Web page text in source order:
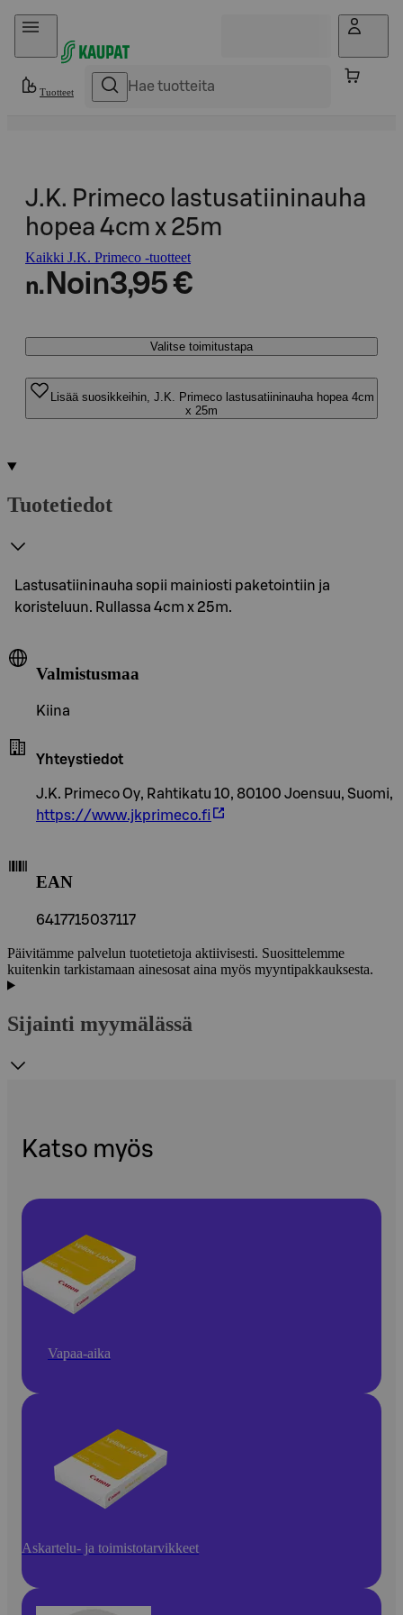
Hyppää sisältöön
Tuotteet
J.K. Primeco lastusatiininauha
hopea 4cm x 25m
Kaikki J.K. Primeco -tuotteet
n. Noin3,95 €
Valitse toimitustapa
Lisää suosikkeihin, J.K. Primeco lastusatiininauha hopea 4cm
x 25m
Tuotetiedot
Lastusatiininauha sopii mainiosti paketointiin ja
koristeluun. Rullassa 4cm x 25m.
Valmistusmaa
Kiina
Yhteystiedot
J.K. Primeco Oy, Rahtikatu 10, 80100 Joensuu, Suomi,
https://www.jkprimeco.fi
EAN
6417715037117
Päivitämme palvelun tuotetietoja aktiivisesti. Suosittelemme
kuitenkin tarkistamaan ainesosat aina myös myyntipakkauksesta.
Sijainti myymälässä
Katso myös
Vapaa-aika
Askartelu- ja toimistotarvikkeet